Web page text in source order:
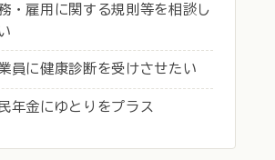
・雇用に関する規則等を相談し
員に健康診断を受けさせたい
年金にゆとりをプラス